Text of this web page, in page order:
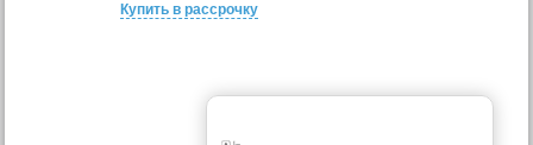
Купить в рассрочку